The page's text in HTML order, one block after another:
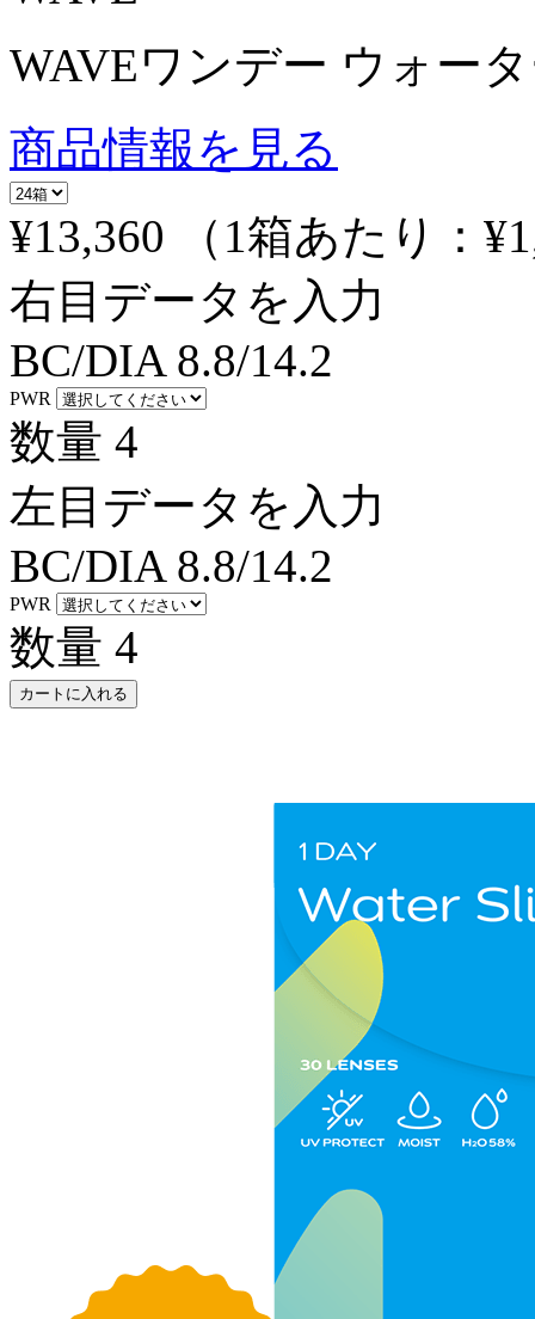
WAVEワンデー ウォー
商品情報を見る
¥13,360
（1箱あたり：
右目データを入力
BC/DIA 8.8/14.2
PWR
数量 4
左目データを入力
BC/DIA 8.8/14.2
PWR
数量 4
カートに入れる